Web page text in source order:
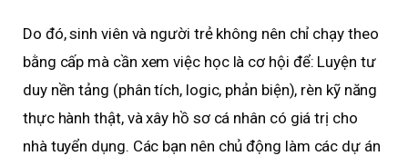
Do đó, sinh viên và người trẻ không nên chỉ chạy theo
bằng cấp mà cần xem việc học là cơ hội để: Luyện tư
duy nền tảng (phân tích, logic, phản biện), rèn kỹ năng
thực hành thật, và xây hồ sơ cá nhân có giá trị cho
nhà tuyển dụng. Các bạn nên chủ động làm các dự án